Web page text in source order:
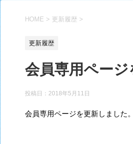
HOME > 更新履歴 >
更新履歴
会員専用ページ
投稿日： 2018年5月11日
会員専用ページを更新しました。